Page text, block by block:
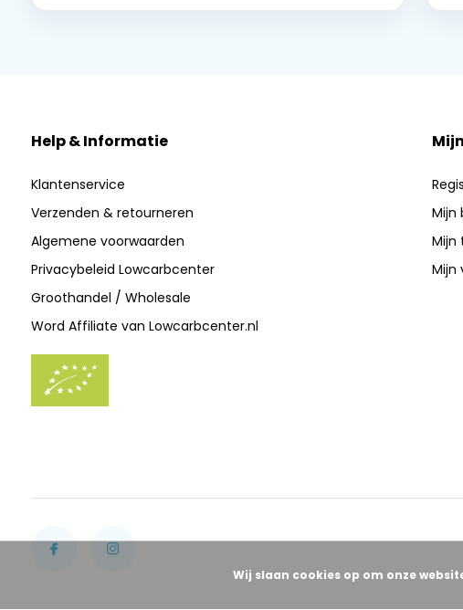
Help & Informatie
Klantenservice
Verzenden & retourneren
Algemene voorwaarden
Privacybeleid Lowcarbcenter
Groothandel / Wholesale
Word Affiliate van Lowcarbcenter.nl
Mijn
Mijn
Mijn
Wij slaan cookies op om onze